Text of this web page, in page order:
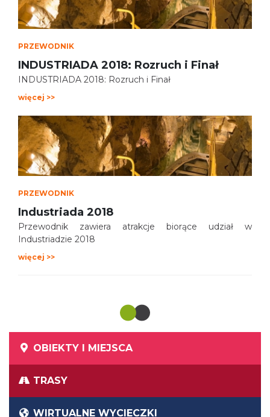
PRZEWODNIK
INDUSTRIADA 2018: Rozruch i Finał
INDUSTRIADA 2018: Rozruch i Finał
więcej >>
PRZEWODNIK
Industriada 2018
Przewodnik zawiera atrakcje biorące udział w
Industriadzie 2018
więcej >>
OBIEKTY I MIEJSCA
TRASY
WIRTUALNE WYCIECZKI